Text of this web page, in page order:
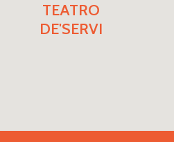
TEATRO
DE'SERVI